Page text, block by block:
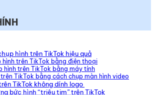
hình trên TikTok hiệu quả
hình trên TikTok bằng điện thoại
hình trên TikTok bằng máy tính
trên TikTok bằng cách chụp màn hình video
TikTok không dính logo
bức hình “triệu tim” trên TikTok